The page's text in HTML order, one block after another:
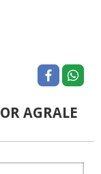
AGRALE